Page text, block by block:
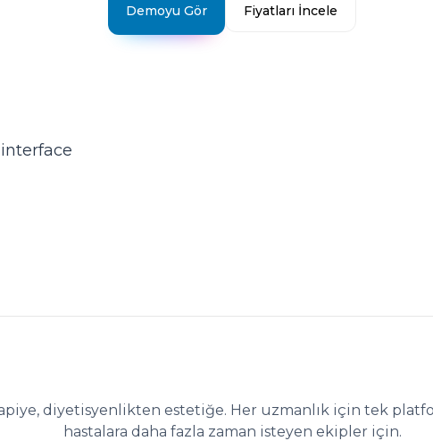
Demoyu Gör Fiyatları İncele
diyetisyenlikten estetiğe. Her uzmanlık için tek
hastalara daha fazla zaman isteyen ekipler için.